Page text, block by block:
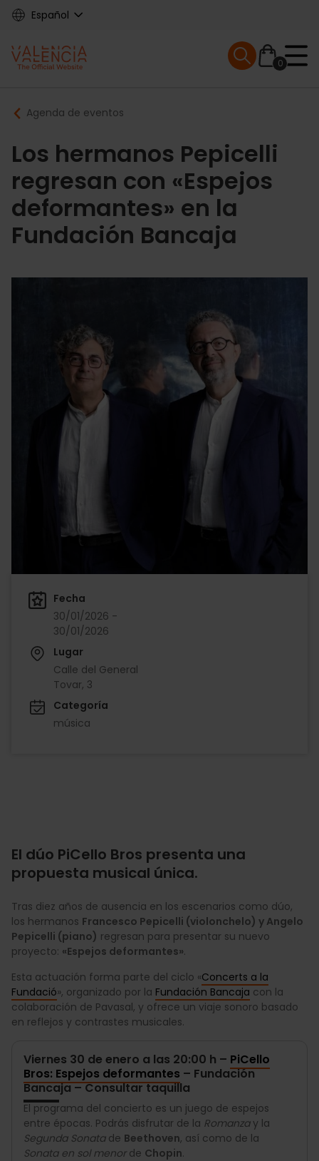
Skip
content
Español
Main
navigation
0
Mobile menu
Breadcrumb
Agenda de eventos
Los hermanos Pepicelli
regresan con «Espejos
deformantes» en la
Fundación Bancaja
Fecha
30/01/2026 -
30/01/2026
Lugar
Calle del General
Tovar, 3
Categoría
música
El dúo PiCello Bros presenta una
propuesta musical única.
Tras diez años de ausencia en los escenarios como dúo,
los hermanos Francesco Pepicelli (violonchelo) y Angelo
Pepicelli (piano) regresan para presentar su nuevo
proyecto: «Espejos deformantes».
Esta actuación forma parte del ciclo «Concerts a la
Fundació», organizado por la Fundación Bancaja con la
colaboración de Pavasal, y ofrece un viaje sonoro basado
en reflejos y contrastes musicales.
Viernes 30 de enero a las 20:00 h – PiCello
Bros: Espejos deformantes – Fundación
Bancaja – Consultar taquilla
El programa del concierto es un juego de espejos
entre épocas. Podrás disfrutar de la Romanzay la
Segunda Sonatade Beethoven, así como de la
Sonata en sol menor de Chopin.